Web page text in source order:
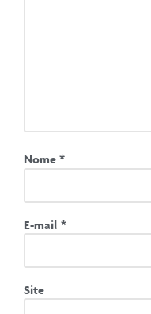
Nome *
E-mail *
Site